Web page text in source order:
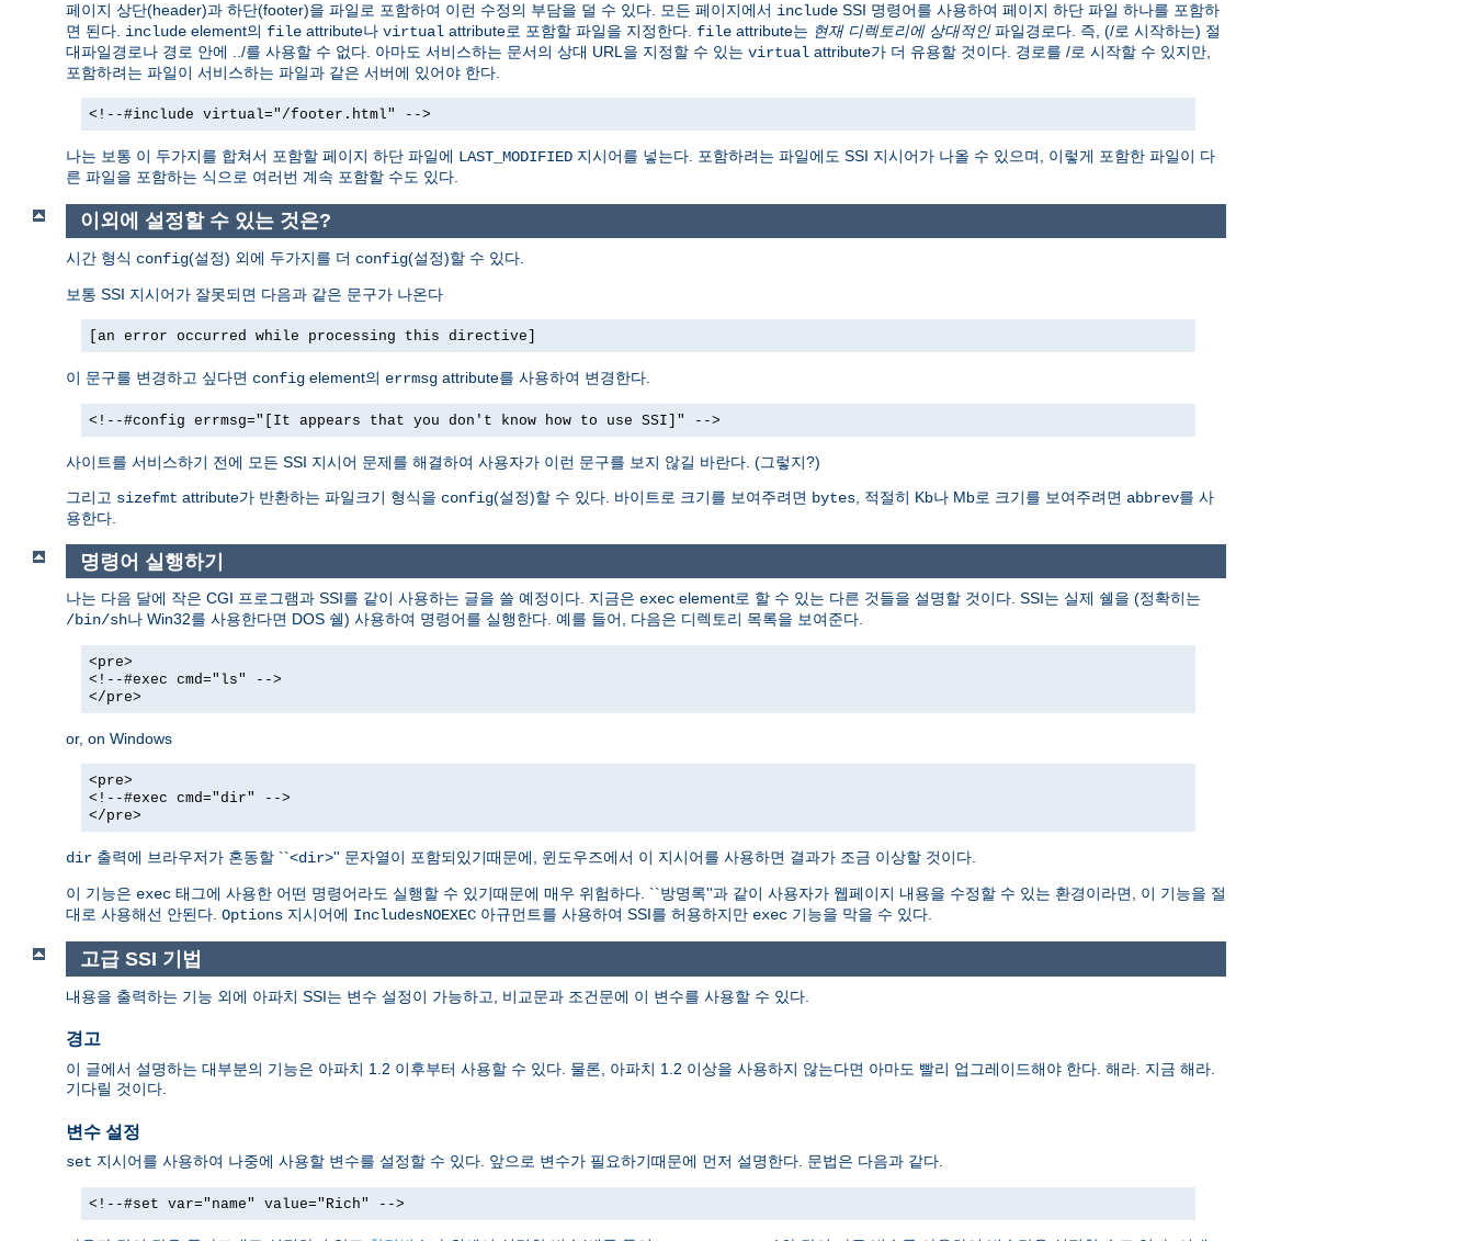
페이지 상단(header)과 하단(footer)을 파일로 포함하여 이런 수정의 부담을 덜 수 있다. 모든 페이지에서 include SSI 명령어를 사용하여 페이지 하단 파일 하나를 포함하
면 된다. include element의 file attribute나 virtual attribute로 포함할 파일을 지정한다. file attribute는 현재 디렉토리에 상대적인파일경로다. 즉, (/로 시작하는) 절
대파일경로나 경로 안에 ../를 사용할 수 없다. 아마도 서비스하는 문서의 상대 URL을 지정할 수 있는 virtual attribute가 더 유용할 것이다. 경로를 /로 시작할 수 있지만,
포함하려는 파일이 서비스하는 파일과 같은 서버에 있어야 한다.
<!--#include virtual="/footer.html" -->
나는 보통 이 두가지를 합쳐서 포함할 페이지 하단 파일에 LAST_MODIFIED 지시어를 넣는다. 포함하려는 파일에도 SSI 지시어가 나올 수 있으며, 이렇게 포함한 파일이 다
른 파일을 포함하는 식으로 여러번 계속 포함할 수도 있다.
이외에 설정할 수 있는 것은?
시간 형식 config(설정) 외에 두가지를 더 config(설정)할 수 있다.
보통 SSI 지시어가 잘못되면 다음과 같은 문구가 나온다
[an error occurred while processing this directive]
이 문구를 변경하고 싶다면 config element의 errmsg attribute를 사용하여 변경한다.
<!--#config errmsg="[It appears that you don't know how to use SSI]" -->
사이트를 서비스하기 전에 모든 SSI 지시어 문제를 해결하여 사용자가 이런 문구를 보지 않길 바란다. (그렇지?)
그리고 sizefmt attribute가 반환하는 파일크기 형식을 config(설정)할 수 있다. 바이트로 크기를 보여주려면 bytes , 적절히 Kb나 Mb로 크기를 보여주려면 abbrev를 사
용한다.
명령어 실행하기
나는 다음 달에 작은 CGI 프로그램과 SSI를 같이 사용하는 글을 쓸 예정이다. 지금은 exec element로 할 수 있는 다른 것들을 설명할 것이다. SSI는 실제 쉘을 (정확히는
/bin/sh나 Win32를 사용한다면 DOS 쉘) 사용하여 명령어를 실행한다. 예를 들어, 다음은 디렉토리 목록을 보여준다.
<pre>
<!--#exec cmd="ls" -->
</pre>
or, on Windows
<pre>
<!--#exec cmd="dir" -->
</pre>
dir 출력에 브라우저가 혼동할 ``<dir>'' 문자열이 포함되있기때문에, 윈도우즈에서 이 지시어를 사용하면 결과가 조금 이상할 것이다.
이 기능은 exec 태그에 사용한 어떤 명령어라도 실행할 수 있기때문에 매우 위험하다. ``방명록''과 같이 사용자가 웹페이지 내용을 수정할 수 있는 환경이라면, 이 기능을 절
대로 사용해선 안된다. Options 지시어에 IncludesNOEXEC 아규먼트를 사용하여 SSI를 허용하지만 exec 기능을 막을 수 있다.
고급 SSI 기법
내용을 출력하는 기능 외에 아파치 SSI는 변수 설정이 가능하고, 비교문과 조건문에 이 변수를 사용할 수 있다.
경고
이 글에서 설명하는 대부분의 기능은 아파치 1.2 이후부터 사용할 수 있다. 물론, 아파치 1.2 이상을 사용하지 않는다면 아마도 빨리 업그레이드해야 한다. 해라. 지금 해라.
기다릴 것이다.
변수 설정
set 지시어를 사용하여 나중에 사용할 변수를 설정할 수 있다. 앞으로 변수가 필요하기때문에 먼저 설명한다. 문법은 다음과 같다.
<!--#set var="name" value="Rich" -->